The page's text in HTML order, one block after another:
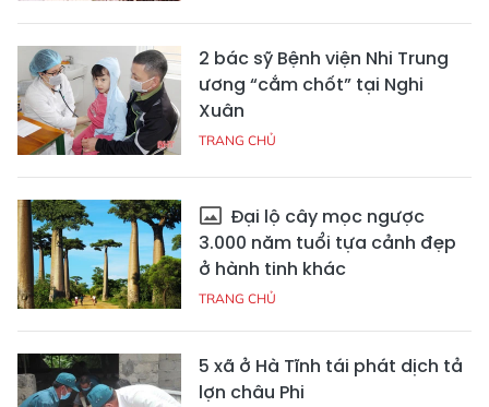
2 bác sỹ Bệnh viện Nhi Trung
ương “cắm chốt” tại Nghi
Xuân
TRANG CHỦ
Đại lộ cây mọc ngược
3.000 năm tuổi tựa cảnh đẹp
ở hành tinh khác
TRANG CHỦ
5 xã ở Hà Tĩnh tái phát dịch tả
lợn châu Phi